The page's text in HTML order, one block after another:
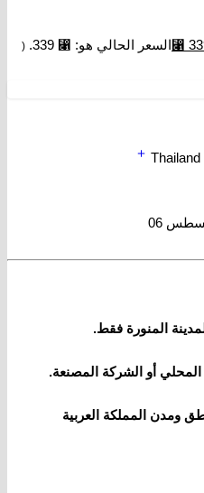
⃁ السعر الحالي هو: ⃁ 339.
(
06
المنورة فقط.
أو الشركة المصنعة.
ومدن المملكة العربية